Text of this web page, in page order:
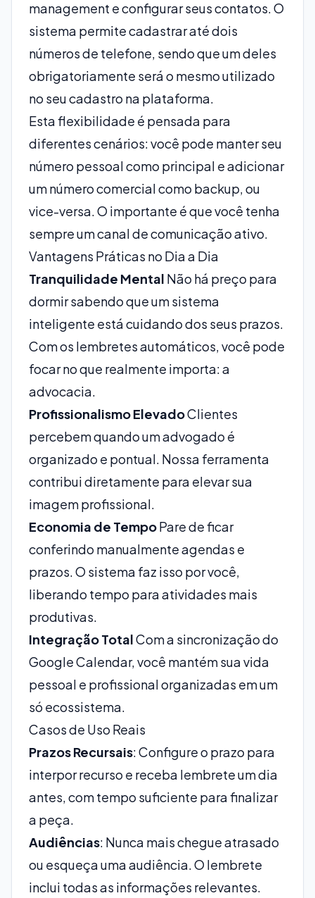
management e configurar seus contatos. O
sistema permite cadastrar até dois
números de telefone, sendo que um deles
obrigatoriamente será o mesmo utilizado
no seu cadastro na plataforma.
Esta flexibilidade é pensada para
diferentes cenários: você pode manter seu
número pessoal como principal e adicionar
um número comercial como backup, ou
vice-versa. O importante é que você tenha
sempre um canal de comunicação ativo.
Vantagens Práticas no Dia a Dia
Tranquilidade Mental Não há preço para
dormir sabendo que um sistema
inteligente está cuidando dos seus prazos.
Com os lembretes automáticos, você pode
focar no que realmente importa: a
advocacia.
Profissionalismo ElevadoClientes
percebem quando um advogado é
organizado e pontual. Nossa ferramenta
contribui diretamente para elevar sua
imagem profissional.
Economia de TempoPare de ficar
conferindo manualmente agendas e
prazos. O sistema faz isso por você,
liberando tempo para atividades mais
produtivas.
Integração TotalCom a sincronização do
Google Calendar, você mantém sua vida
pessoal e profissional organizadas em um
só ecossistema.
Casos de Uso Reais
Prazos Recursais: Configure o prazo para
interpor recurso e receba lembrete um dia
antes, com tempo suficiente para finalizar
a peça.
Audiências: Nunca mais chegue atrasado
ou esqueça uma audiência. O lembrete
inclui todas as informações relevantes.